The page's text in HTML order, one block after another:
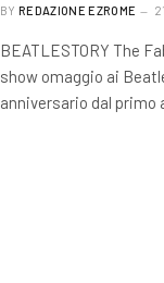
BY REDAZIONE EZROME
BEATLESTORY The
show omaggio ai
anniversario dal primo